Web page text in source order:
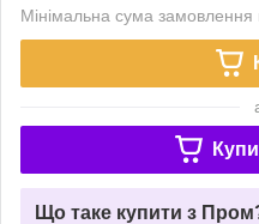
Мінімальна сума
Що таке купити з